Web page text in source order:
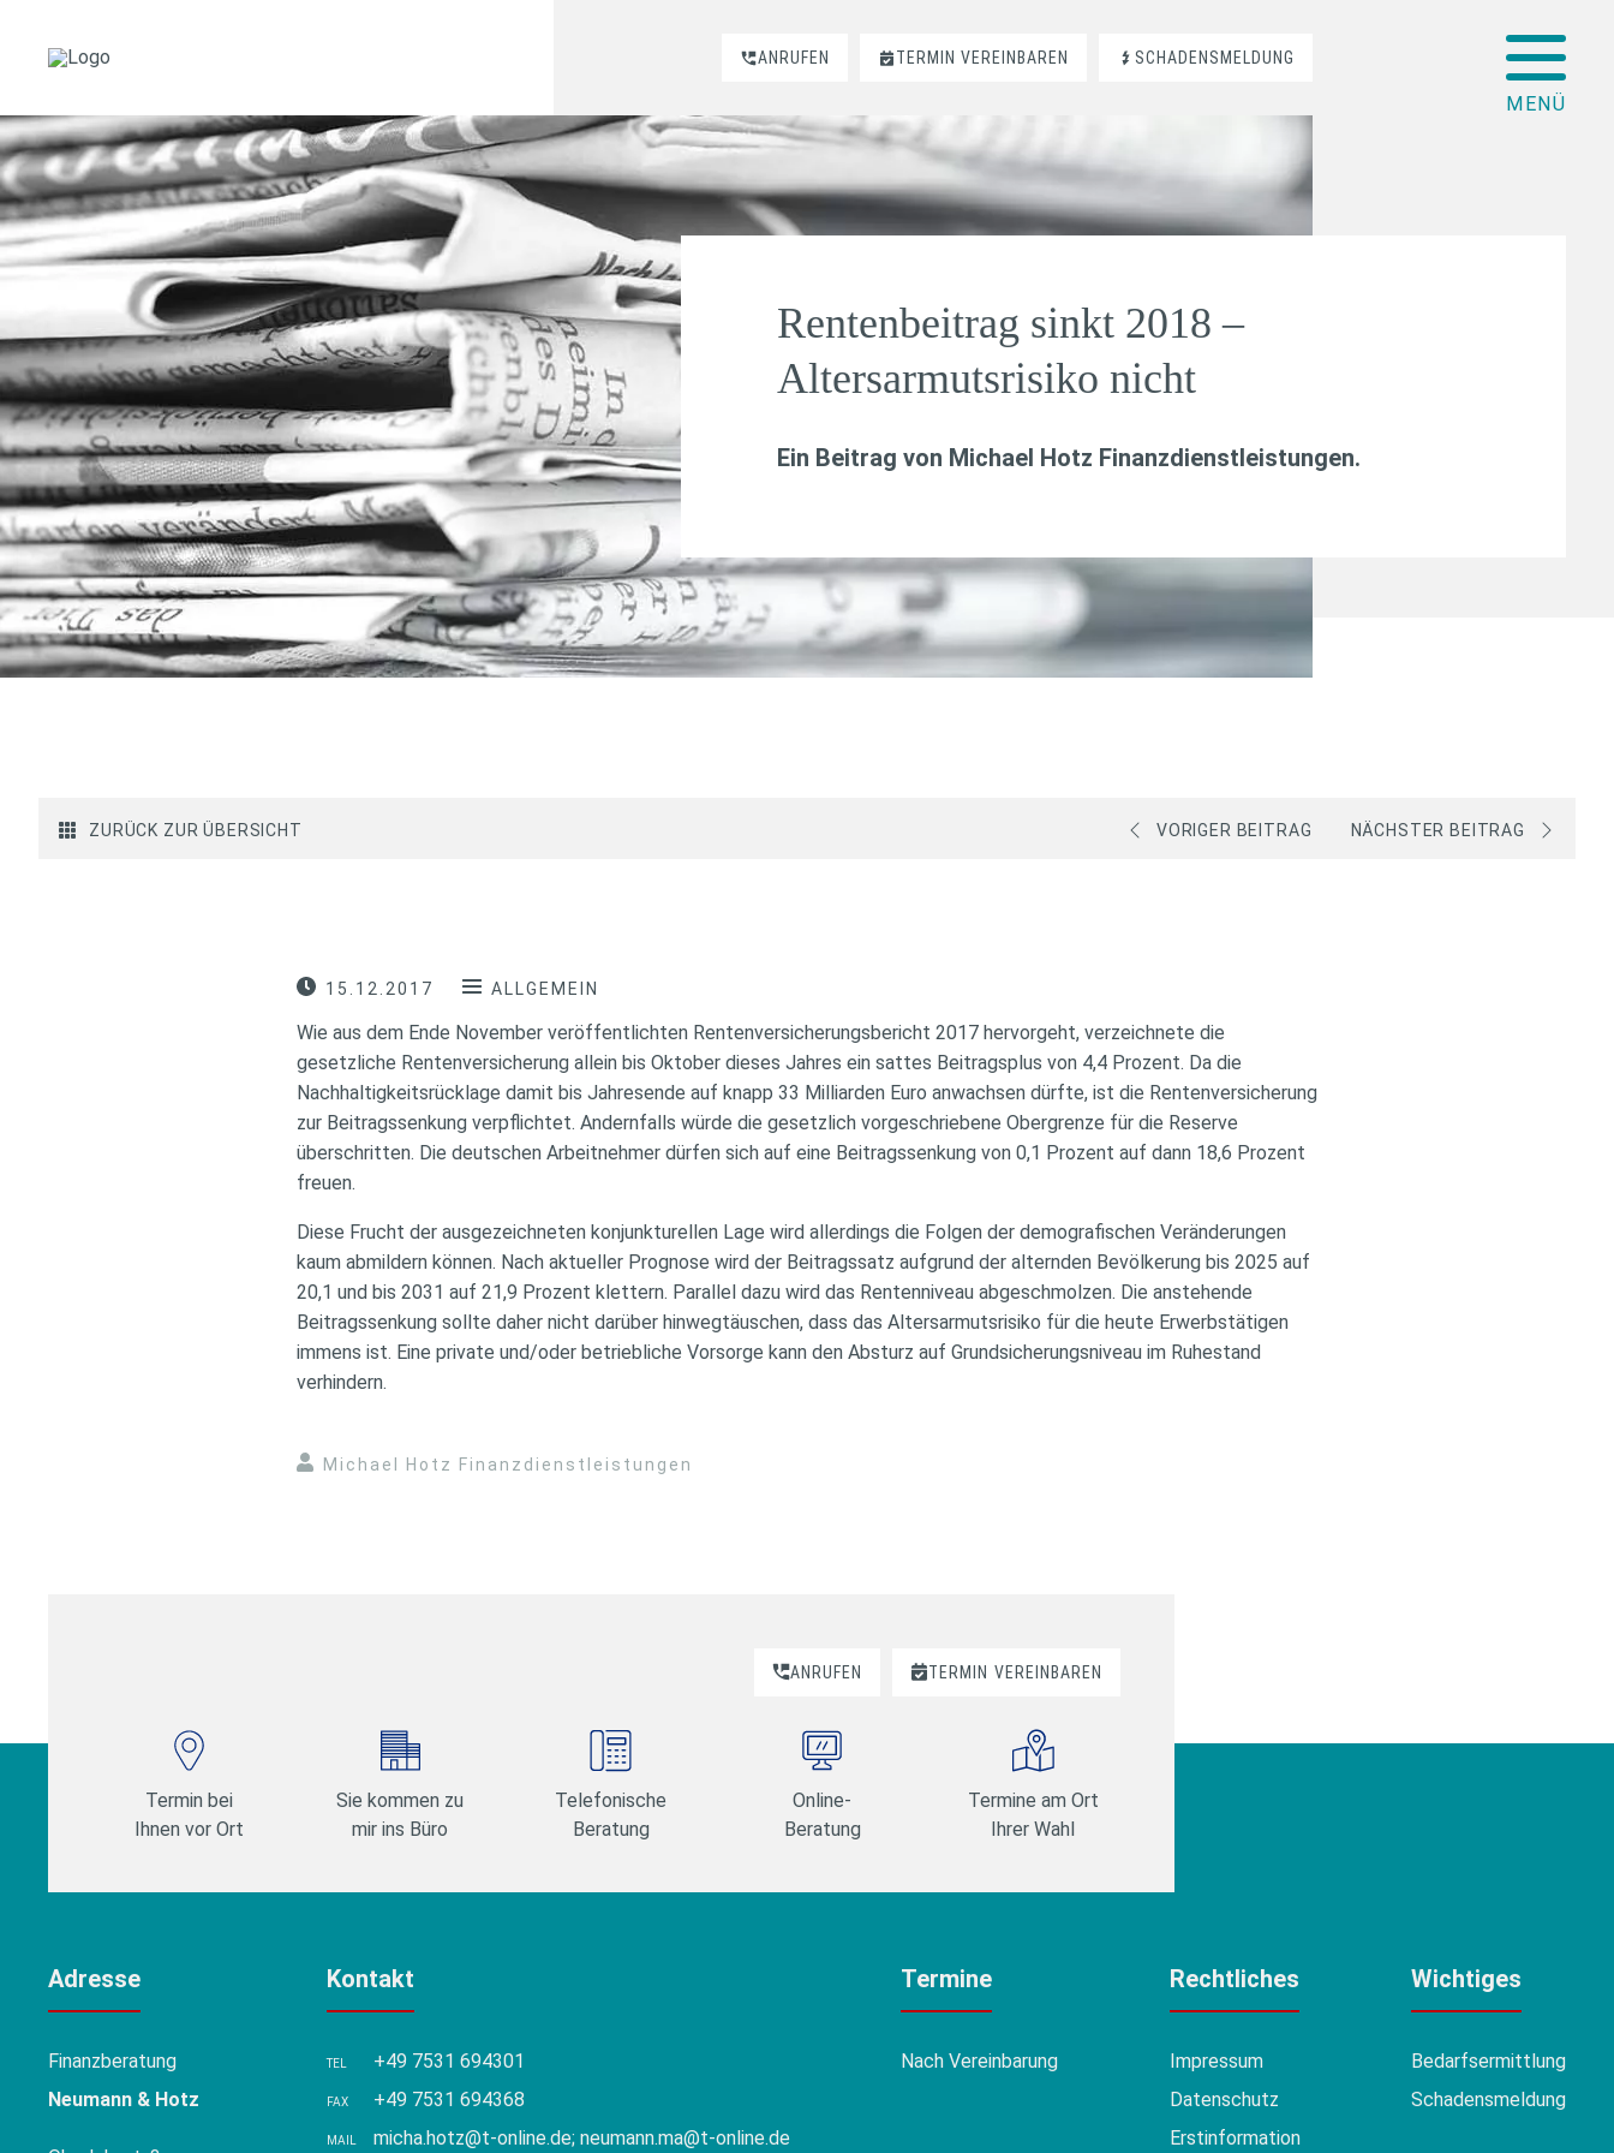
ANRUFEN TERMIN VEREINBAREN SCHADENSMELDUNG
Rentenbeitrag sinkt 2018 –
Altersarmutsrisiko nicht
Ein Beitrag von Michael Hotz Finanzdienstleistungen.
ZURÜCK ZUR ÜBERSICHT VORIGER BEITRAG NÄCHSTER BEITRAG
15.12.2017 ALLGEMEIN
Wie aus dem Ende November veröffentlichten Rentenversicherungsbericht 2017 hervorgeht, verzeichnete die
gesetzliche Rentenversicherung allein bis Oktober dieses Jahres ein sattes Beitragsplus von 4,4 Prozent. Da die
Nachhaltigkeitsrücklage damit bis Jahresende auf knapp 33 Milliarden Euro anwachsen dürfte, ist die Rentenversicherung
zur Beitragssenkung verpflichtet. Andernfalls würde die gesetzlich vorgeschriebene Obergrenze für die Reserve
überschritten. Die deutschen Arbeitnehmer dürfen sich auf eine Beitragssenkung von 0,1 Prozent auf dann 18,6 Prozent
freuen.
Diese Frucht der ausgezeichneten konjunkturellen Lage wird allerdings die Folgen der demografischen Veränderungen
kaum abmildern können. Nach aktueller Prognose wird der Beitragssatz aufgrund der alternden Bevölkerung bis 2025 auf
20,1 und bis 2031 auf 21,9 Prozent klettern. Parallel dazu wird das Rentenniveau abgeschmolzen. Die anstehende
Beitragssenkung sollte daher nicht darüber hinwegtäuschen, dass das Altersarmutsrisiko für die heute Erwerbstätigen
immens ist. Eine private und/oder betriebliche Vorsorge kann den Absturz auf Grundsicherungsniveau im Ruhestand
verhindern.
Michael Hotz Finanzdienstleistungen
ANRUFEN TERMIN VEREINBAREN
Termin bei
Ihnen vor Ort
Sie kommen zu
mir ins Büro
Telefonische
Beratung
Online-
Beratung
Termine am Ort
Ihrer Wahl
Adresse
Finanzberatung
Neumann & Hotz
Kontakt
TEL +49 7531 694301
FAX +49 7531 694368
MAIL micha.hotz@t-online.de; neumann.ma@t-online.de
Termine
Nach Vereinbarung
Rechtliches
Impressum
Datenschutz
Erstinformation
Wichtiges
Bedarfsermittlung
Schadensmeldung